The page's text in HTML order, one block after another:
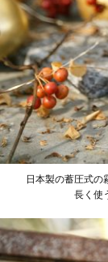
日本製の蓄圧式の
長く使